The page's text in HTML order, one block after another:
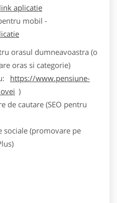
link aplicatie
mobil -
orasul dumneavoastra (o
oras si categorie)
https://www.pensiune-
)
de cautare (SEO pentru
sociale (promovare pe